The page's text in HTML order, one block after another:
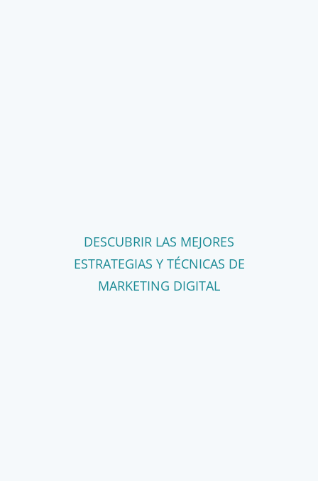
DESCUBRIR LAS MEJORES
ESTRATEGIAS Y TÉCNICAS DE
MARKETING DIGITAL